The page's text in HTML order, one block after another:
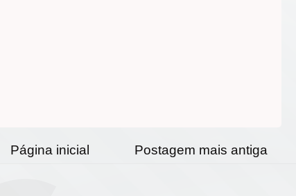
Postagem mais antiga
Página inicial